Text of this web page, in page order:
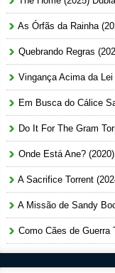
As Órfãs da Rainha
Quebrando Regras
Vingança Acima da
Em Busca do Cálice
Do It For The Gram
Onde Está Ane?
A Sacrifice Torrent
A Missão de Sandy
Como Cães de Guerra